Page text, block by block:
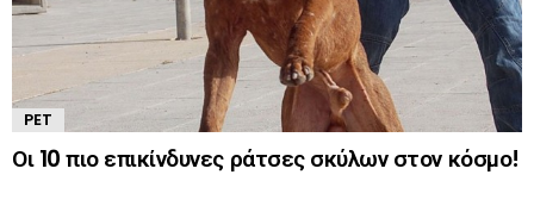
PET
Οι 10 πιο επικίνδυνες ράτσες σκύλων στον κόσμο!